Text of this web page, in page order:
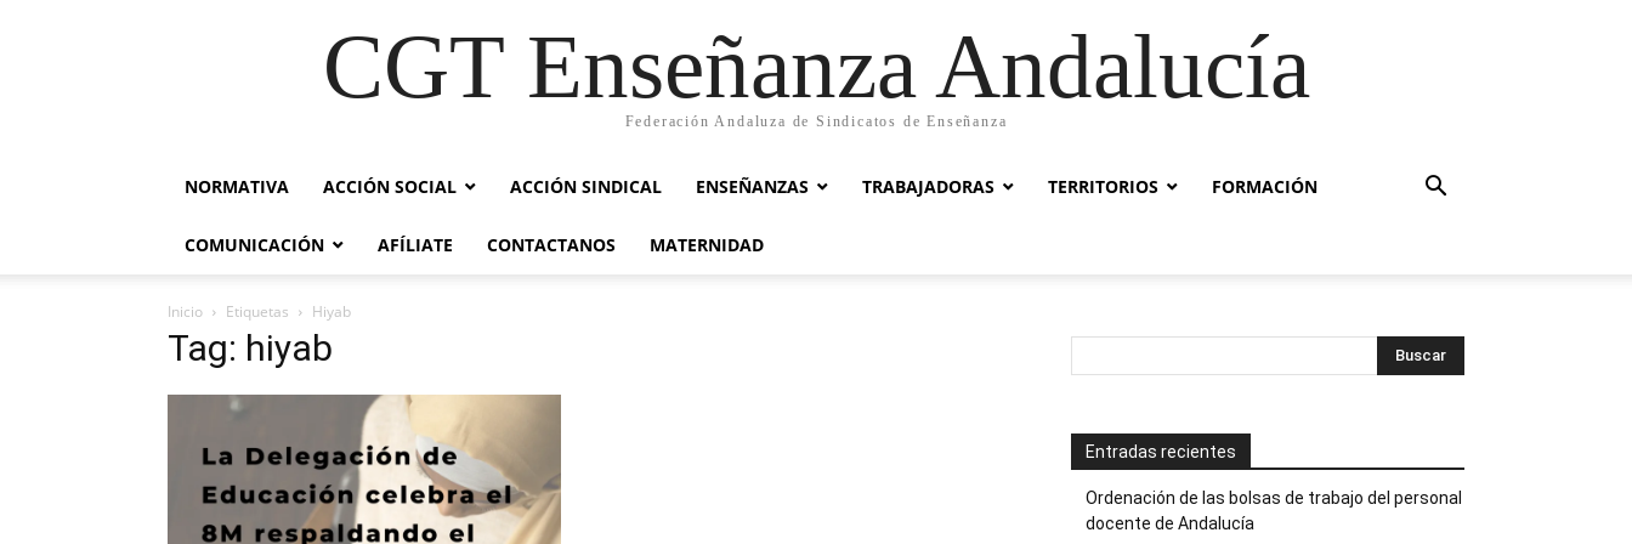
CGT Enseñanza Andalucía
Federación Andaluza de Sindicatos de Enseñanza
NORMATIVA ACCIÓN SOCIAL ACCIÓN SINDICAL ENSEÑANZAS TRABAJADORAS TERRITORIOS FORMACIÓN
COMUNICACIÓN AFÍLIATE CONTACTANOS MATERNIDAD
Inicio Etiquetas Hiyab
Tag: hiyab
Entradas recientes
Ordenación de las bolsas de trabajo del personal
docente de Andalucía